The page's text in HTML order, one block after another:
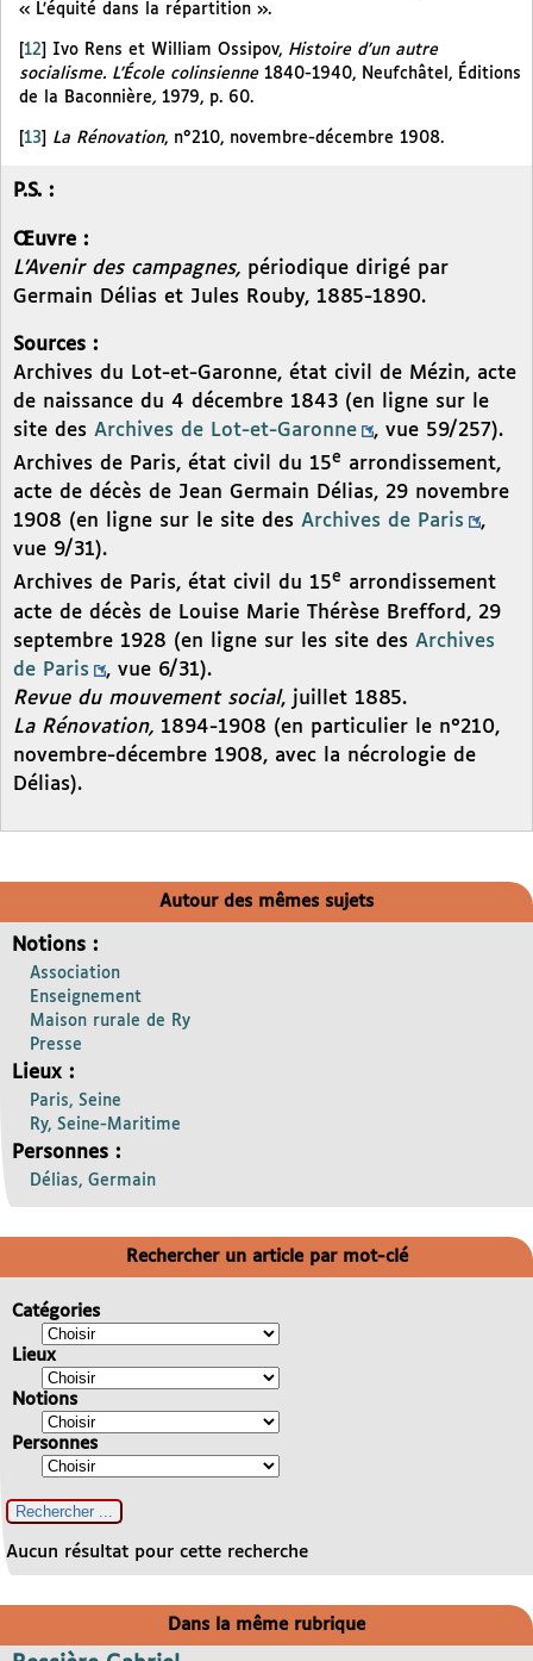
« L’équité dans la répartition ».
12 Ivo Rens et William Ossipov, Histoire d’un autre
socialisme. L’École colinsienne1840-1940, Neufchâtel, Éditions
de la Baconnière, 1979, p. 60.
[13] La Rénovation, n°210, novembre-décembre 1908.
P.S. :
Œuvre :
L’Avenir des campagnes, périodique dirigé par
Germain Délias et Jules Rouby, 1885-1890.
Sources :
Archives du Lot-et-Garonne, état civil de Mézin, acte
de naissance du 4 décembre 1843 (en ligne sur le
site des Archives de Lot-et-Garonne
, vue 59/257).
Archives de Paris, état civil du 15e arrondissement,
acte de décès de Jean Germain Délias, 29 novembre
1908 (en ligne sur le site des Archives de Paris
,
vue 9/31).
Archives de Paris, état civil du 15e arrondissement
acte de décès de Louise Marie Thérèse Brefford, 29
septembre 1928 (en ligne sur les site des Archives
de Paris
, vue 6/31).
Revue du mouvement social, juillet 1885.
La Rénovation, 1894-1908 (en particulier le n°210,
novembre-décembre 1908, avec la nécrologie de
Délias).
Autour des mêmes sujets
Notions :
Association
Enseignement
Maison rurale de Ry
Presse
Lieux :
Paris, Seine
Ry, Seine-Maritime
Personnes :
Délias, Germain
Rechercher un article par mot-clé
Catégories
Lieux
Notions
Personnes
Aucun résultat pour cette recherche
Dans la même rubrique